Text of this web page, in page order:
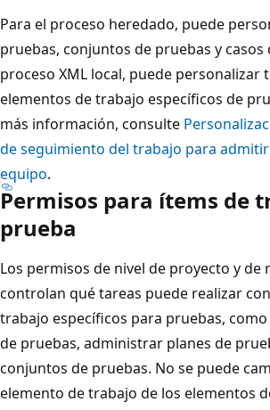
Para el proceso heredado, puede
pruebas, conjuntos de pruebas y casos
proceso XML local, puede personalizar
elementos de trabajo específicos de
más información, consulte
de seguimiento del trabajo para
equipo.
Permisos para ítems de
prueba
Los permisos de nivel de proyecto y de
controlan qué tareas puede realizar
trabajo específicos para pruebas,
de pruebas, administrar planes de
conjuntos de pruebas. No se puede
elemento de trabajo de los elementos